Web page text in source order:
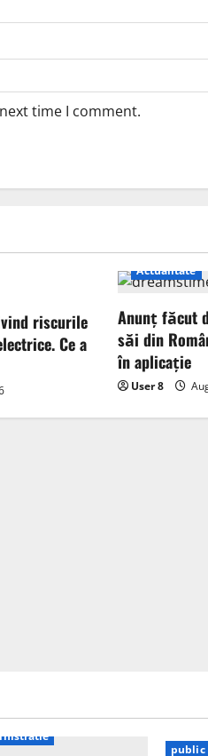
time I comment.
riscurile
Ce a
Actualitate
Anunț făcut
săi din
în aplicație
User 8
public